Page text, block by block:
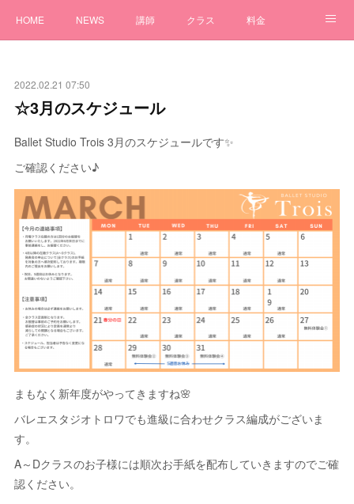
HOME NEWS 講師 クラス 料金
2022.02.21 07:50
☆3月のスケジュール
Ballet Studio Trois 3月のスケジュールです✨
ご確認ください♪
まもなく新年度がやってきますね🌸
バレエスタジオトロワでも進級に合わせクラス編成がございま
す。
A～Dクラスのお子様には順次お手紙を配布していきますのでご確
認ください。